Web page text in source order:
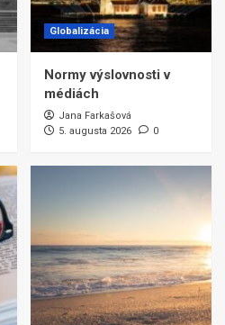
Globalizácia
Normy výslovnosti v
médiách
Jana Farkašová
5. augusta 2026
0